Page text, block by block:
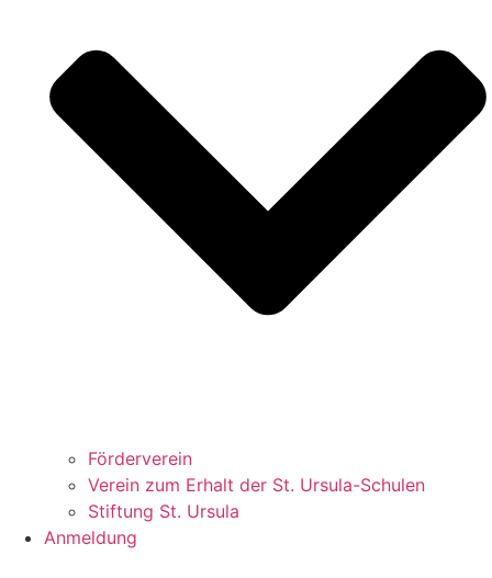
Förderverein
Verein zum Erhalt der St. Ursula-Schulen
Stiftung St. Ursula
Anmeldung